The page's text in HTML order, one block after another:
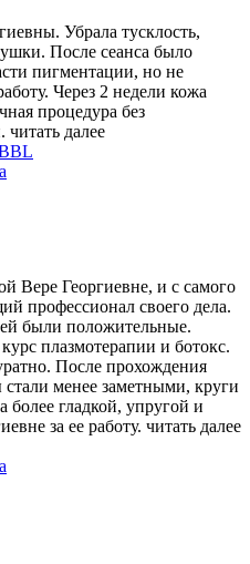
Убрала тусклость,
После сеанса было
пигментации, но не
Через 2 недели кожа
процедура без
читать далее
Вере Георгиевне, и с самого
профессионал своего дела.
были положительные.
плазмотерапии и ботокс.
После прохождения
менее заметными, круги
более гладкой, упругой и
за ее работу. читать далее